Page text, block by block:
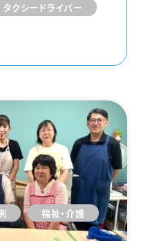
タクシードライバー
福祉・介護